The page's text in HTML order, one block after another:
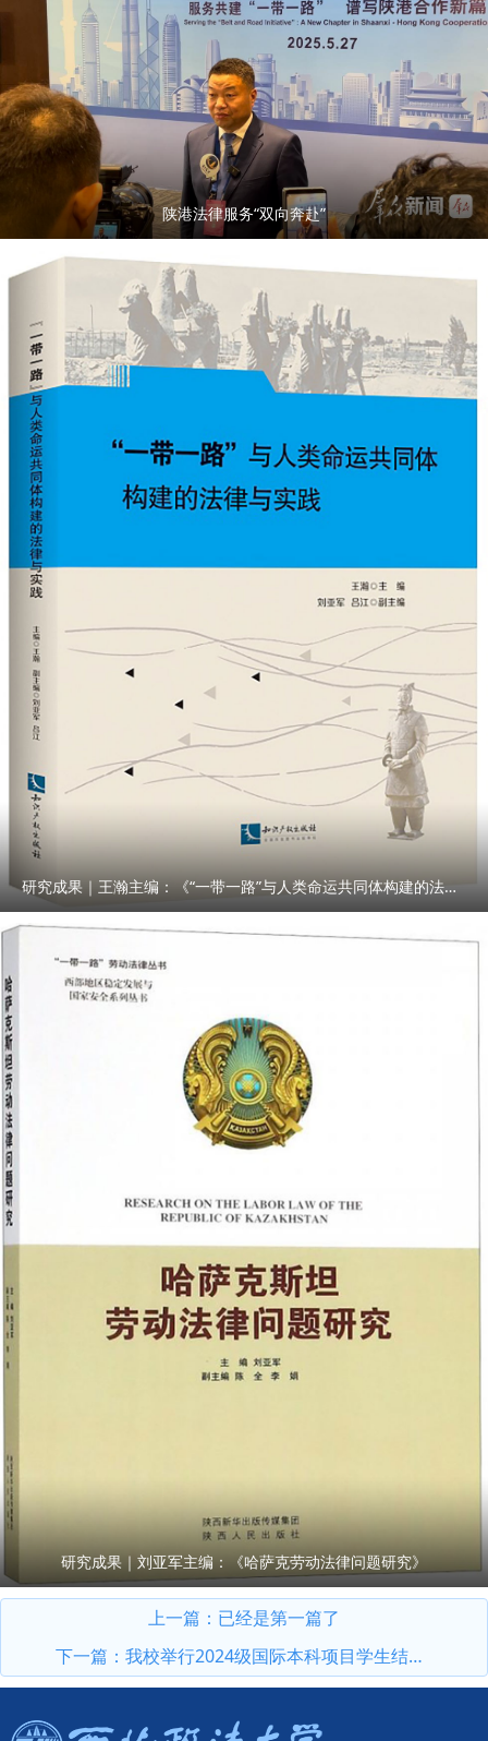
陕港法律服务“双向奔赴”
研究成果｜王瀚主编：《“一带一路”与人类命运共同体构建的法律与实践》
研究成果｜刘亚军主编：《哈萨克劳动法律问题研究》
上一篇：已经是第一篇了
下一篇： 我校举行2024级国际本科项目学生结业典礼